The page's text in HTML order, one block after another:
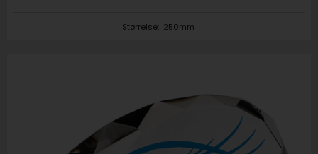
Størrelse: 250mm